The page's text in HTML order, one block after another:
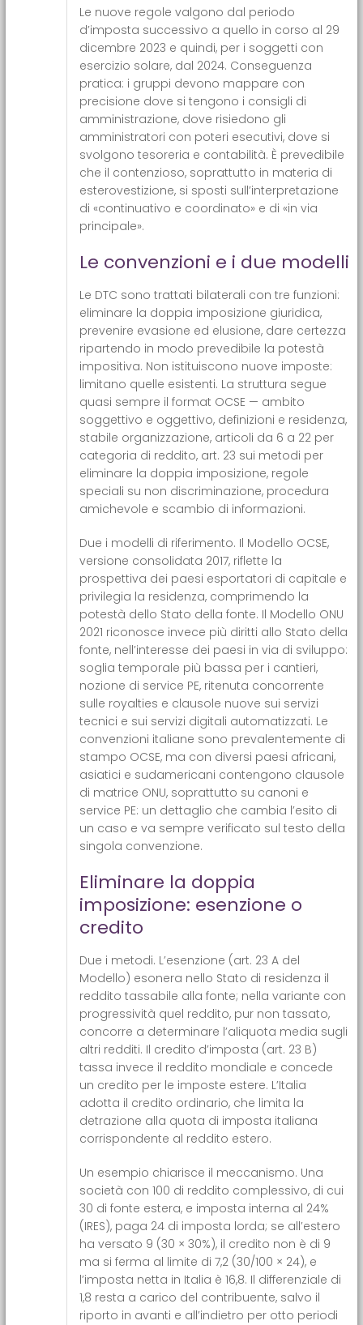
Le nuove regole valgono dal periodo
d’imposta successivo a quello in corso al 29
dicembre 2023 e quindi, per i soggetti con
esercizio solare, dal 2024. Conseguenza
pratica: i gruppi devono mappare con
precisione dove si tengono i consigli di
amministrazione, dove risiedono gli
amministratori con poteri esecutivi, dove si
svolgono tesoreria e contabilità. È prevedibile
che il contenzioso, soprattutto in materia di
esterovestizione, si sposti sull’interpretazione
di «continuativo e coordinato» e di «in via
principale».
Le convenzioni e i due modelli
Le DTC sono trattati bilaterali con tre funzioni:
eliminare la doppia imposizione giuridica,
prevenire evasione ed elusione, dare certezza
ripartendo in modo prevedibile la potestà
impositiva. Non istituiscono nuove imposte:
limitano quelle esistenti. La struttura segue
quasi sempre il format OCSE — ambito
soggettivo e oggettivo, definizioni e residenza,
stabile organizzazione, articoli da 6 a 22 per
categoria di reddito, art. 23 sui metodi per
eliminare la doppia imposizione, regole
speciali su non discriminazione, procedura
amichevole e scambio di informazioni.
Due i modelli di riferimento. Il Modello OCSE,
versione consolidata 2017, riflette la
prospettiva dei paesi esportatori di capitale e
privilegia la residenza, comprimendo la
potestà dello Stato della fonte. Il Modello ONU
2021 riconosce invece più diritti allo Stato della
fonte, nell’interesse dei paesi in via di sviluppo:
soglia temporale più bassa per i cantieri,
nozione di service PE, ritenuta concorrente
sulle royalties e clausole nuove sui servizi
tecnici e sui servizi digitali automatizzati. Le
convenzioni italiane sono prevalentemente di
stampo OCSE, ma con diversi paesi africani,
asiatici e sudamericani contengono clausole
di matrice ONU, soprattutto su canoni e
service PE: un dettaglio che cambia l’esito di
un caso e va sempre verificato sul testo della
singola convenzione.
Eliminare la doppia
imposizione: esenzione o
credito
Due i metodi. L’esenzione (art. 23 A del
Modello) esonera nello Stato di residenza il
reddito tassabile alla fonte; nella variante con
progressività quel reddito, pur non tassato,
concorre a determinare l’aliquota media sugli
altri redditi. Il credito d’imposta (art. 23 B)
tassa invece il reddito mondiale e concede
un credito per le imposte estere. L’Italia
adotta il credito ordinario, che limita la
detrazione alla quota di imposta italiana
corrispondente al reddito estero.
Un esempio chiarisce il meccanismo. Una
società con 100 di reddito complessivo, di cui
30 di fonte estera, e imposta interna al 24%
(IRES), paga 24 di imposta lorda; se all’estero
ha versato 9 (30 × 30%), il credito non è di 9
ma si ferma al limite di 7,2 (30/100 × 24), e
l’imposta netta in Italia è 16,8. Il differenziale di
1,8 resta a carico del contribuente, salvo il
riporto in avanti e all’indietro per otto periodi